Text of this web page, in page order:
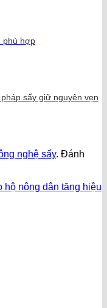
phù hợp
sấy giữ nguyên vẹn
nghệ sấy. Đánh
hộ nông dân tăng hiệu